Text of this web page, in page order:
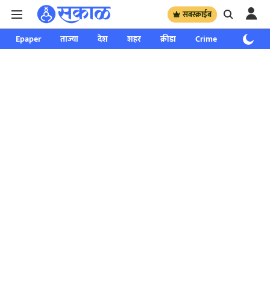
सबस्क्राईब
Epaper ताज्या देश शहर क्रीडा Crime साप्ताहिक